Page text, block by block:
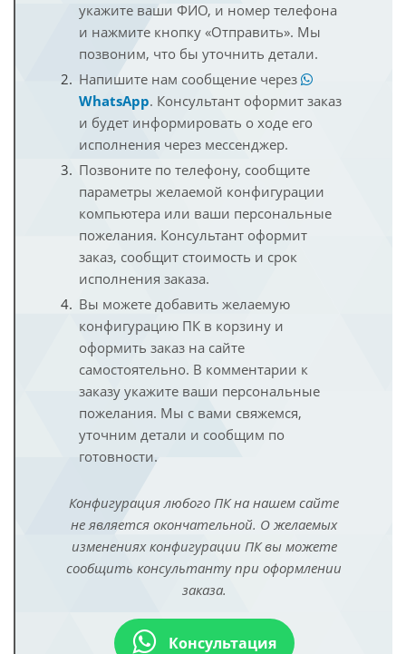
укажите ваши ФИО, и номер телефона
и нажмите кнопку «Отправить». Мы
позвоним, что бы уточнить детали.
Напишите нам сообщение через
WhatsApp. Консультант оформит заказ
и будет информировать о ходе его
исполнения через мессенджер.
Позвоните по телефону, сообщите
параметры желаемой конфигурации
компьютера или ваши персональные
пожелания. Консультант оформит
заказ, сообщит стоимость и срок
исполнения заказа.
Вы можете добавить желаемую
конфигурацию ПК в корзину и
оформить заказ на сайте
самостоятельно. В комментарии к
заказу укажите ваши персональные
пожелания. Мы с вами свяжемся,
уточним детали и сообщим по
готовности.
Конфигурация любого ПК на нашем сайте
не является окончательной. О желаемых
изменениях конфигурации ПК вы можете
сообщить консультанту при оформлении
заказа.
Консультация